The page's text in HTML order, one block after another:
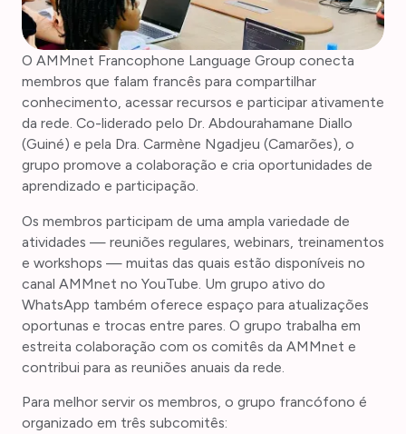
O AMMnet Francophone Language Group conecta
membros que falam francês para compartilhar
conhecimento, acessar recursos e participar ativamente
da rede. Co-liderado pelo Dr. Abdourahamane Diallo
(Guiné) e pela Dra. Carmène Ngadjeu (Camarões), o
grupo promove a colaboração e cria oportunidades de
aprendizado e participação.
Os membros participam de uma ampla variedade de
atividades — reuniões regulares, webinars, treinamentos
e workshops — muitas das quais estão disponíveis no
canal AMMnet no YouTube. Um grupo ativo do
WhatsApp também oferece espaço para atualizações
oportunas e trocas entre pares. O grupo trabalha em
estreita colaboração com os comitês da AMMnet e
contribui para as reuniões anuais da rede.
Para melhor servir os membros, o grupo francófono é
organizado em três subcomitês: